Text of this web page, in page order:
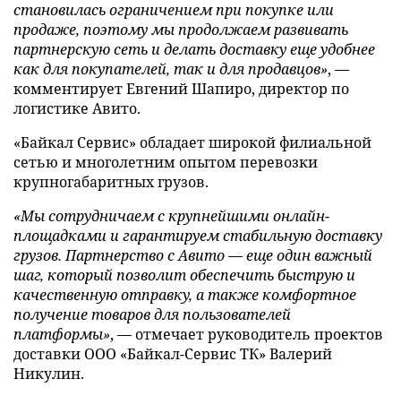
становилась ограничением при покупке или
продаже, поэтому мы продолжаем развивать
партнерскую сеть и делать доставку еще удобнее
как для покупателей, так и для продавцов», —
комментирует Евгений Шапиро, директор по
логистике Авито.
«Байкал Сервис» обладает широкой филиальной
сетью и многолетним опытом перевозки
крупногабаритных грузов.
«Мы сотрудничаем с крупнейшими онлайн-
площадками и гарантируем стабильную доставку
грузов. Партнерство с Авито — еще один важный
шаг, который позволит обеспечить быструю и
качественную отправку, а также комфортное
получение товаров для пользователей
платформы», — отмечает руководитель проектов
доставки ООО «Байкал-Сервис ТК» Валерий
Никулин.